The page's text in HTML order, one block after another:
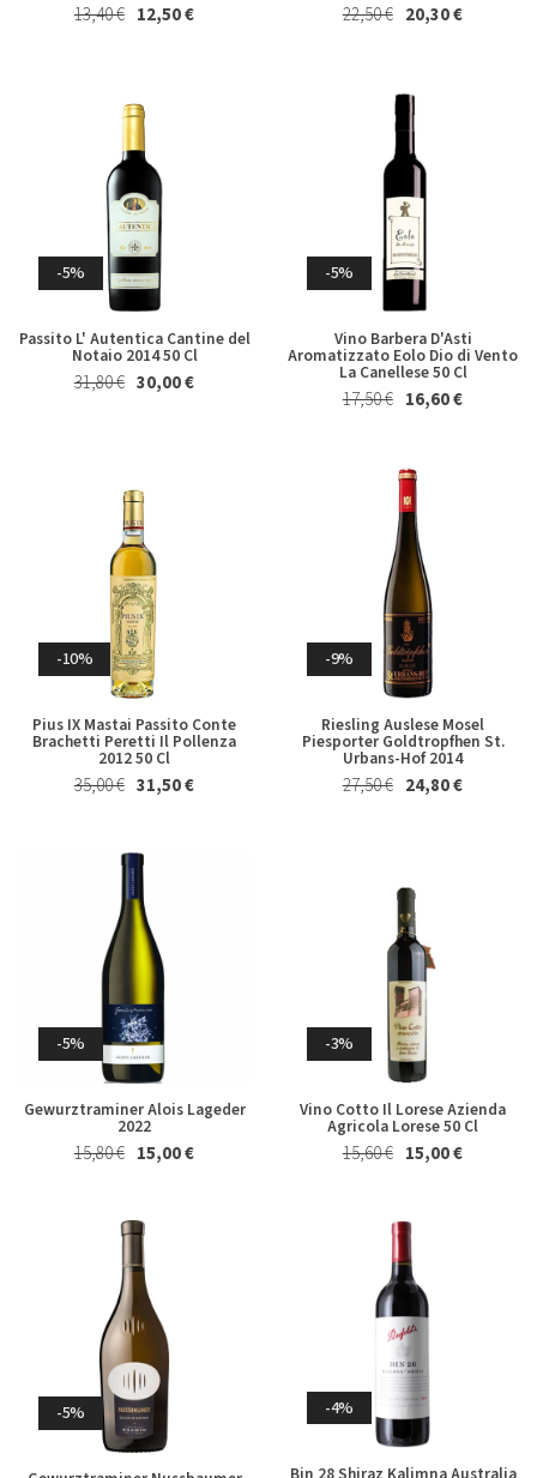
13,40 € 12,50 € 22,50 € 20,30 €
-5%
Passito L' Autentica Cantine del
Notaio 2014 50 Cl
31,80 € 30,00 €
-5%
Vino Barbera D'Asti
Aromatizzato Eolo Dio di Vento
La Canellese 50 Cl
17,50 € 16,60 €
-10%
Pius IX Mastai Passito Conte
Brachetti Peretti Il Pollenza
2012 50 Cl
35,00 € 31,50 €
-9%
Riesling Auslese Mosel
Piesporter Goldtropfhen St.
Urbans-Hof 2014
27,50 € 24,80 €
-5%
Gewurztraminer Alois Lageder
2022
15,80 € 15,00 €
-3%
Vino Cotto Il Lorese Azienda
Agricola Lorese 50 Cl
15,60 € 15,00 €
-5% -4%
Bin 28 Shiraz Kalimna Australia